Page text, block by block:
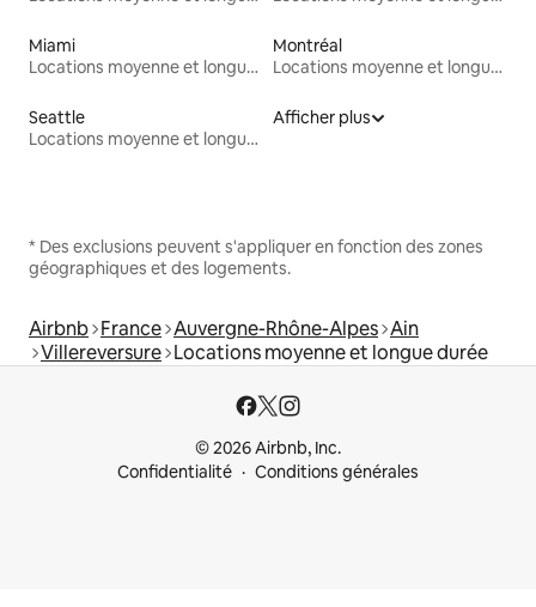
Miami
Locations moyenne et longue durée
Montréal
Locations moyenne et longue durée
Seattle
Locations moyenne et longue durée
Afficher plus
* Des exclusions peuvent s'appliquer en fonction des zones
géographiques et des logements.
Airbnb France Auvergne-Rhône-Alpes Ain
Villereversure Locations moyenne et longue durée
© 2026 Airbnb, Inc.
Confidentialité
Conditions générales